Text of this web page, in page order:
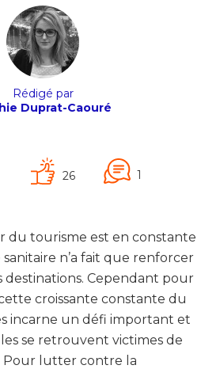
Rédigé par
Duprat-Caouré
26 1
du tourisme est en constante
n’a fait que renforcer
destinations. Cependant pour
croissante constante du
incarne un défi important et
se retrouvent victimes de
Pour lutter contre la